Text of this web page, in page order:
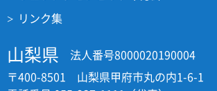
リンク集
山梨県
法人番号8000020190004
〒400-8501 山梨県甲府市丸の内1-6-1